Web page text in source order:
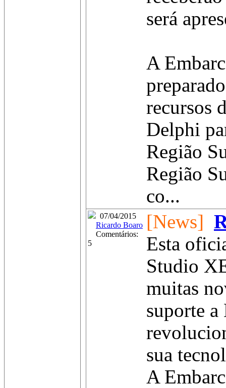
será
A
recursos
Delphi
Região
Região
co...
07/04/2015
Ricardo Boaro
Comentários:
5
[News]
Esta
Studio
muitas
suporte a
sua
A